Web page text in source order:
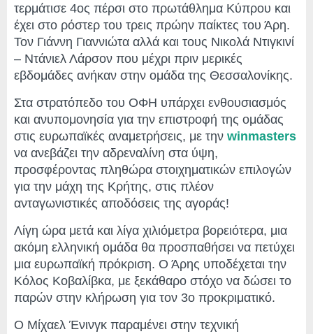
τερμάτισε 4ος πέρσι στο πρωτάθλημα Κύπρου και
έχει στο ρόστερ του τρεις πρώην παίκτες του Άρη.
Τον Γιάννη Γιαννιώτα αλλά και τους Νικολά Ντιγκινί
– Ντάνιελ Λάρσον που μέχρι πριν μερικές
εβδομάδες ανήκαν στην ομάδα της Θεσσαλονίκης.
Στα στρατόπεδο του ΟΦΗ υπάρχει ενθουσιασμός
και ανυπομονησία για την επιστροφή της ομάδας
στις ευρωπαϊκές αναμετρήσεις, με την winmasters
να ανεβάζει την αδρεναλίνη στα ύψη,
προσφέροντας πληθώρα στοιχηματικών επιλογών
για την μάχη της Κρήτης, στις πλέον
ανταγωνιστικές αποδόσεις της αγοράς!
Λίγη ώρα μετά και λίγα χιλιόμετρα βορειότερα, μια
ακόμη ελληνική ομάδα θα προσπαθήσει να πετύχει
μια ευρωπαϊκή πρόκριση. Ο Άρης υποδέχεται την
Κόλος Κοβαλίβκα, με ξεκάθαρο στόχο να δώσει το
παρών στην κλήρωση για τον 3ο προκριματικό.
Ο Μίχαελ Ένινγκ παραμένει στην τεχνική